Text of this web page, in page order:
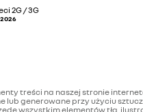
2G / 3G
treści na naszej stronie
lub generowane przy użyciu
wszystkim elementów tła,